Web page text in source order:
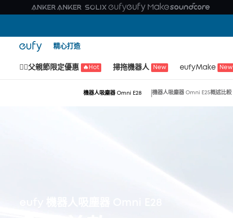
精心打造
🙆‍♂️父親節限定優惠 🔥Hot 掃拖機器人 New eufyMake New
機器人吸塵器 Omni E28 機器人吸塵器 Omni E25概述比較